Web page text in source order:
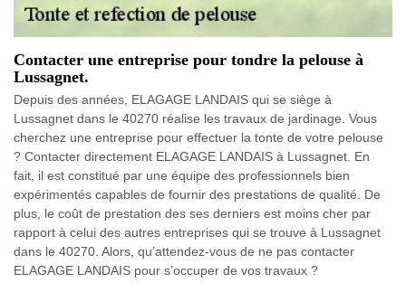
Contacter une entreprise pour tondre la pelouse à
Lussagnet.
Depuis des années, ELAGAGE LANDAIS qui se siège à
Lussagnet dans le 40270 réalise les travaux de jardinage. Vous
cherchez une entreprise pour effectuer la tonte de votre pelouse
? Contacter directement ELAGAGE LANDAIS à Lussagnet. En
fait, il est constitué par une équipe des professionnels bien
expérimentés capables de fournir des prestations de qualité. De
plus, le coût de prestation des ses derniers est moins cher par
rapport à celui des autres entreprises qui se trouve à Lussagnet
dans le 40270. Alors, qu’attendez-vous de ne pas contacter
ELAGAGE LANDAIS pour s’occuper de vos travaux ?